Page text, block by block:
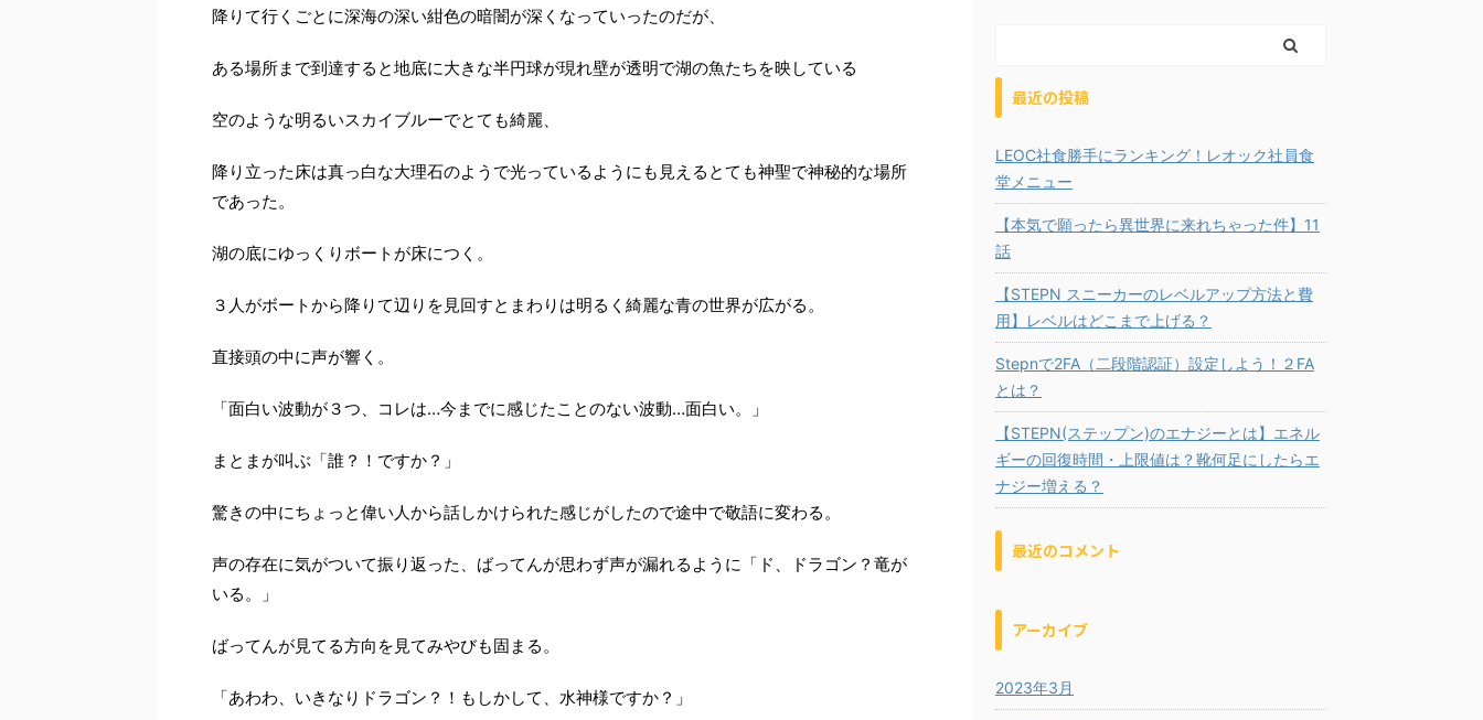
降りて行くごとに深海の深い紺色の暗闇が深くなっていったのだが、
ある場所まで到達すると地底に大きな半円球が現れ壁が透明で湖の魚たちを映している
空のような明るいスカイブルーでとても綺麗、
降り立った床は真っ白な大理石のようで光っているようにも見えるとても神聖で神秘的な場所
であった。
湖の底にゆっくりボートが床につく。
３人がボートから降りて辺りを見回すとまわりは明るく綺麗な青の世界が広がる。
直接頭の中に声が響く。
「面白い波動が３つ、コレは…今までに感じたことのない波動…面白い。」
まとまが叫ぶ「誰？！ですか？」
驚きの中にちょっと偉い人から話しかけられた感じがしたので途中で敬語に変わる。
声の存在に気がついて振り返った、ばってんが思わず声が漏れるように「ド、ドラゴン？竜が
いる。」
ばってんが見てる方向を見てみやびも固まる。
「あわわ、いきなりドラゴン？！もしかして、水神様ですか？」
最近の投稿
LEOC社食勝手にランキング！レオック社員食
堂メニュー
【本気で願ったら異世界に来れちゃった件】11
話
【STEPN スニーカーのレベルアップ方法と費
用】レベルはどこまで上げる？
Stepnで2FA（二段階認証）設定しよう！２FA
とは？
【STEPN(ステップン)のエナジーとは】エネル
ギーの回復時間・上限値は？靴何足にしたらエ
ナジー増える？
最近のコメント
アーカイブ
2023年3月